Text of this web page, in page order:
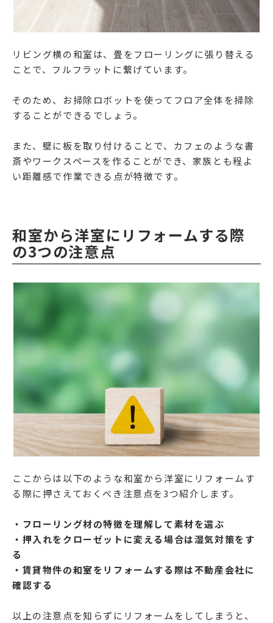
リビング横の和室は、畳をフローリングに張り替える
ことで、フルフラットに繋げています。
そのため、お掃除ロボットを使ってフロア全体を掃除
することができるでしょう。
また、壁に板を取り付けることで、カフェのような書
斎やワークスペースを作ることができ、家族とも程よ
い距離感で作業できる点が特徴です。
和室から洋室にリフォームする際
の3つの注意点
ここからは以下のような和室から洋室にリフォームす
る際に押さえておくべき注意点を3つ紹介します。
・フローリング材の特徴を理解して素材を選ぶ
・押入れをクローゼットに変える場合は湿気対策をす
る
・賃貸物件の和室をリフォームする際は不動産会社に
確認する
以上の注意点を知らずにリフォームをしてしまうと、